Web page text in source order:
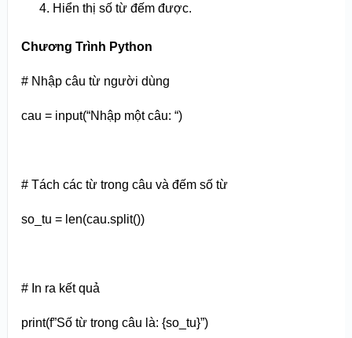
Hiển thị số từ đếm được.
Chương Trình Python
# Nhập câu từ người dùng
cau = input(“Nhập một câu: “)
# Tách các từ trong câu và đếm số từ
so_tu = len(cau.split())
# In ra kết quả
print(f”Số từ trong câu là: {so_tu}”)